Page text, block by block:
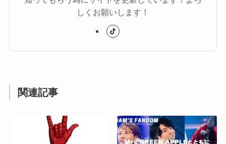
しくお願いします！
関連記事